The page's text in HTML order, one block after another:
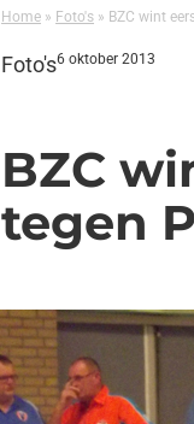
Home » Foto's » BZC wint
Foto's6 oktober 2013
BZC
tegen